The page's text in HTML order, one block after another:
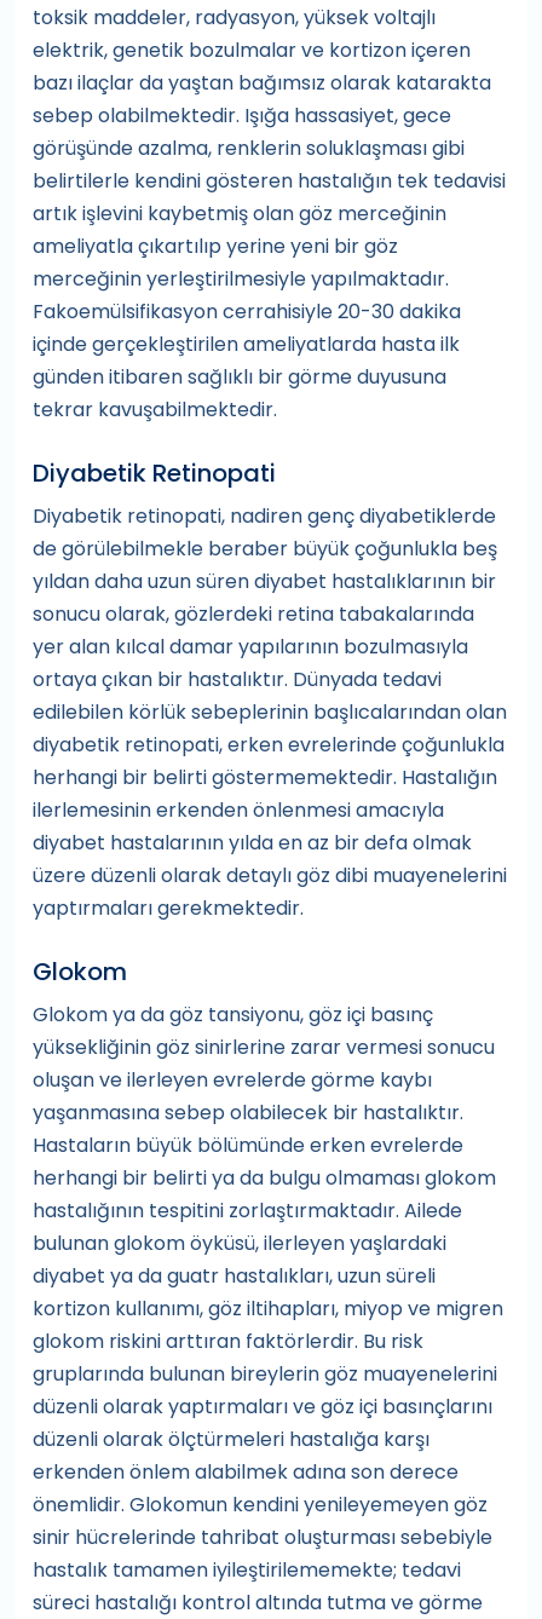
toksik maddeler, radyasyon, yüksek voltajlı
elektrik, genetik bozulmalar ve kortizon içeren
bazı ilaçlar da yaştan bağımsız olarak katarakta
sebep olabilmektedir. Işığa hassasiyet, gece
görüşünde azalma, renklerin soluklaşması gibi
belirtilerle kendini gösteren hastalığın tek tedavisi
artık işlevini kaybetmiş olan göz merceğinin
ameliyatla çıkartılıp yerine yeni bir göz
merceğinin yerleştirilmesiyle yapılmaktadır.
Fakoemülsifikasyon cerrahisiyle 20-30 dakika
içinde gerçekleştirilen ameliyatlarda hasta ilk
günden itibaren sağlıklı bir görme duyusuna
tekrar kavuşabilmektedir.
Diyabetik Retinopati
Diyabetik retinopati, nadiren genç diyabetiklerde
de görülebilmekle beraber büyük çoğunlukla beş
yıldan daha uzun süren diyabet hastalıklarının bir
sonucu olarak, gözlerdeki retina tabakalarında
yer alan kılcal damar yapılarının bozulmasıyla
ortaya çıkan bir hastalıktır. Dünyada tedavi
edilebilen körlük sebeplerinin başlıcalarından olan
diyabetik retinopati, erken evrelerinde çoğunlukla
herhangi bir belirti göstermemektedir. Hastalığın
ilerlemesinin erkenden önlenmesi amacıyla
diyabet hastalarının yılda en az bir defa olmak
üzere düzenli olarak detaylı göz dibi muayenelerini
yaptırmaları gerekmektedir.
Glokom
Glokom ya da göz tansiyonu, göz içi basınç
yüksekliğinin göz sinirlerine zarar vermesi sonucu
oluşan ve ilerleyen evrelerde görme kaybı
yaşanmasına sebep olabilecek bir hastalıktır.
Hastaların büyük bölümünde erken evrelerde
herhangi bir belirti ya da bulgu olmaması glokom
hastalığının tespitini zorlaştırmaktadır. Ailede
bulunan glokom öyküsü, ilerleyen yaşlardaki
diyabet ya da guatr hastalıkları, uzun süreli
kortizon kullanımı, göz iltihapları, miyop ve migren
glokom riskini arttıran faktörlerdir. Bu risk
gruplarında bulunan bireylerin göz muayenelerini
düzenli olarak yaptırmaları ve göz içi basınçlarını
düzenli olarak ölçtürmeleri hastalığa karşı
erkenden önlem alabilmek adına son derece
önemlidir. Glokomun kendini yenileyemeyen göz
sinir hücrelerinde tahribat oluşturması sebebiyle
hastalık tamamen iyileştirilememekte; tedavi
süreci hastalığı kontrol altında tutma ve görme